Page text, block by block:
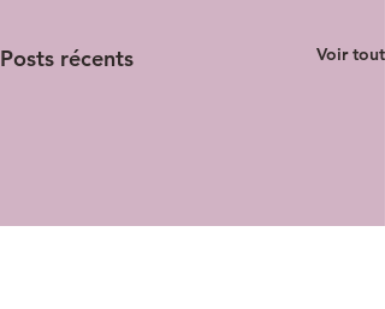
Posts récents Voir tout